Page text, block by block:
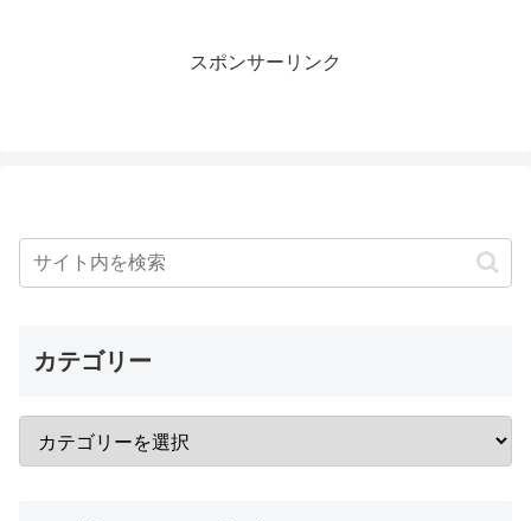
スポンサーリンク
カテゴリー